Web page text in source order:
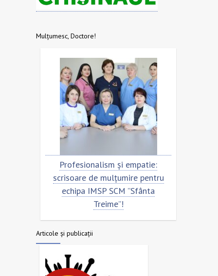
Mulțumesc, Doctore!
Profesionalism și empatie:
scrisoare de mulțumire pentru
echipa IMSP SCM ”Sfânta
Treime”!
Articole și publicații